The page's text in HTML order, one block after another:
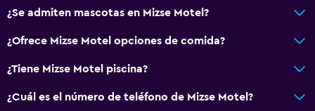
¿Se admiten mascotas en Mizse Motel?
¿Ofrece Mizse Motel opciones de comida?
¿Tiene Mizse Motel piscina?
¿Cuál es el número de teléfono de Mizse Motel?